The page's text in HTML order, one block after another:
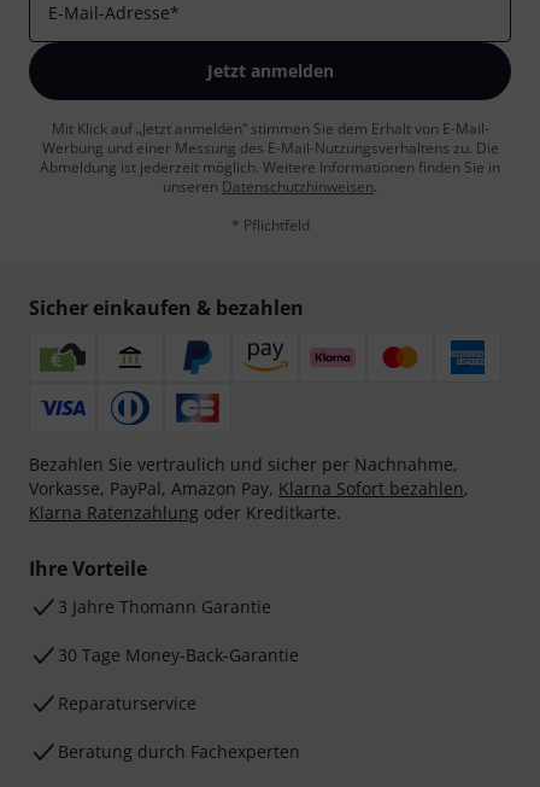
E-Mail-Adresse*
Jetzt anmelden
Mit Klick auf „Jetzt anmelden“ stimmen Sie dem Erhalt von E-Mail-
Werbung und einer Messung des E-Mail-Nutzungsverhaltens zu. Die
Abmeldung ist jederzeit möglich. Weitere Informationen finden Sie in
unseren Datenschutzhinweisen.
* Pflichtfeld
Sicher einkaufen & bezahlen
Bezahlen Sie vertraulich und sicher per Nachnahme,
Vorkasse, PayPal, Amazon Pay, Klarna Sofort bezahlen,
Klarna Ratenzahlung oder Kreditkarte.
Ihre Vorteile
3 Jahre Thomann Garantie
30 Tage Money-Back-Garantie
Reparaturservice
Beratung durch Fachexperten